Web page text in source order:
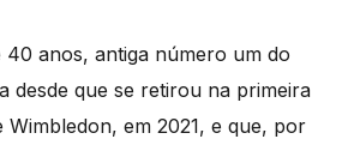
40 anos, antiga número um do
desde que se retirou na primeira
em 2021, e que, por